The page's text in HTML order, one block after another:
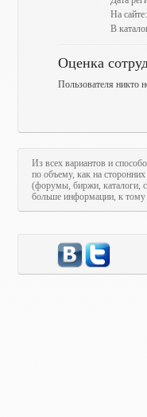
На сайте:
В
Оценка
Пользователя никто
Из всех вариантов и
по объему, как на
(форумы, биржи, каталоги,
больше информации, к тому